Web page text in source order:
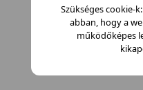
Szükséges cookie-
abban, hogy a
működőképes